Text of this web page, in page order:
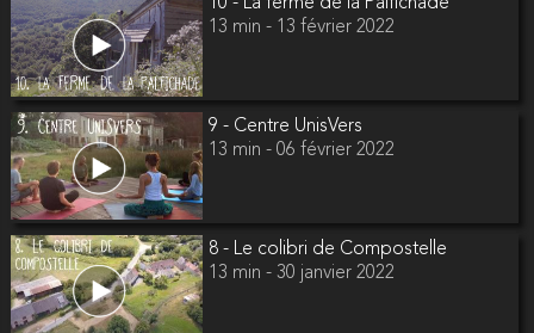
13 min - 13 février 2022
9 - Centre UnisVers
13 min - 06 février 2022
8 - Le colibri de Compostelle
13 min - 30 janvier 2022